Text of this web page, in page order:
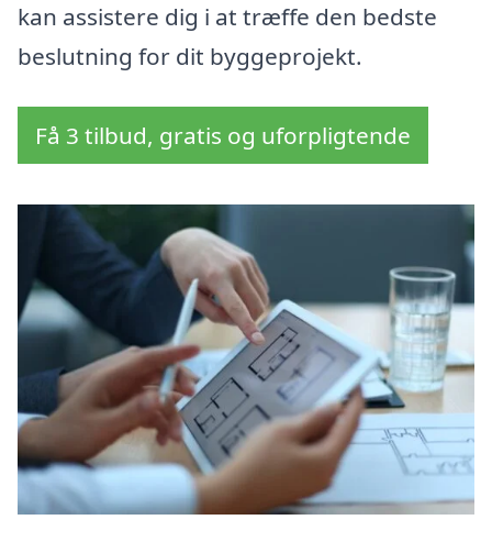
kan assistere dig i at træffe den bedste
beslutning for dit byggeprojekt.
Få 3 tilbud, gratis og uforpligtende